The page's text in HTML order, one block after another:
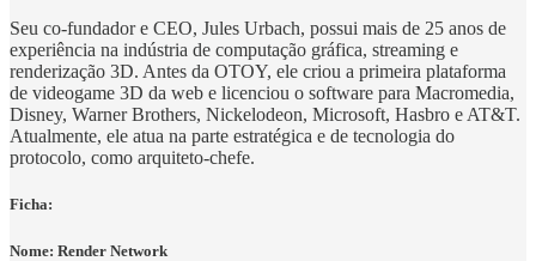
Seu co-fundador e CEO, Jules Urbach, possui mais de 25 anos de
experiência na indústria de computação gráfica, streaming e
renderização 3D. Antes da OTOY, ele criou a primeira plataforma
de videogame 3D da web e licenciou o software para Macromedia,
Disney, Warner Brothers, Nickelodeon, Microsoft, Hasbro e AT&T.
Atualmente, ele atua na parte estratégica e de tecnologia do
protocolo, como arquiteto-chefe.
Ficha:
Nome: Render Network